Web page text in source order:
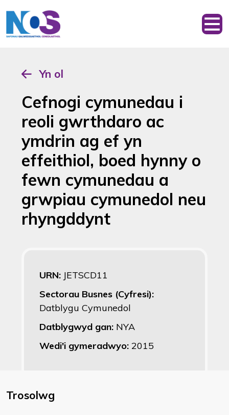
Yn ol
Cefnogi cymunedau i
reoli gwrthdaro ac
ymdrin ag ef yn
effeithiol, boed hynny o
fewn cymunedau a
grwpiau cymunedol neu
rhyngddynt
URN: JETSCD11
Sectorau Busnes (Cyfresi):
Datblygu Cymunedol
Datblygwyd gan: NYA
Wedi'i gymeradwyo: 2015
Trosolwg